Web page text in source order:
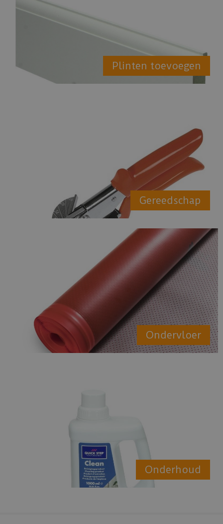
Plinten toevoegen
Gereedschap
Ondervloer
Onderhoud